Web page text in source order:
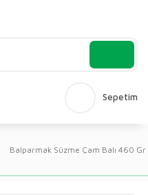
Sepetim
Balparmak Süzme Çam Balı 460 Gr